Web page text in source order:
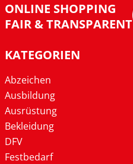
ONLINE SHOPPING
FAIR & TRANSPARENT
KATEGORIEN
Abzeichen
Ausbildung
Ausrüstung
Bekleidung
DFV
Festbedarf